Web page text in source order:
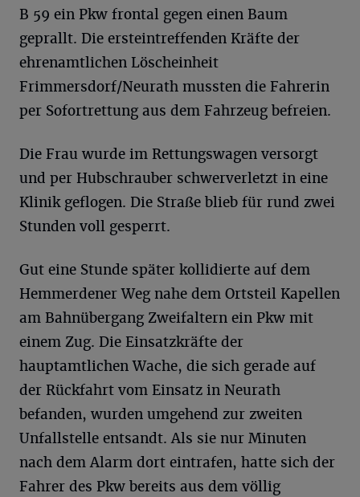
B 59 ein Pkw frontal gegen einen Baum
geprallt. Die ersteintreffenden Kräfte der
ehrenamtlichen Löscheinheit
Frimmersdorf/Neurath mussten die Fahrerin
per Sofortrettung aus dem Fahrzeug befreien.
Die Frau wurde im Rettungswagen versorgt
und per Hubschrauber schwerverletzt in eine
Klinik geflogen. Die Straße blieb für rund zwei
Stunden voll gesperrt.
Gut eine Stunde später kollidierte auf dem
Hemmerdener Weg nahe dem Ortsteil Kapellen
am Bahnübergang Zweifaltern ein Pkw mit
einem Zug. Die Einsatzkräfte der
hauptamtlichen Wache, die sich gerade auf
der Rückfahrt vom Einsatz in Neurath
befanden, wurden umgehend zur zweiten
Unfallstelle entsandt. Als sie nur Minuten
nach dem Alarm dort eintrafen, hatte sich der
Fahrer des Pkw bereits aus dem völlig